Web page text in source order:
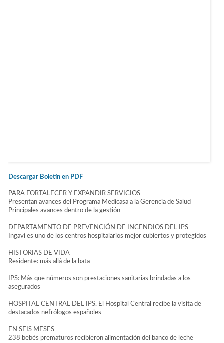
Descargar Boletín en PDF
PARA FORTALECER Y EXPANDIR SERVICIOS
Presentan avances del Programa Medicasa a la Gerencia de Salud
Principales avances dentro de la gestión
DEPARTAMENTO DE PREVENCIÓN DE INCENDIOS DEL IPS
Ingavi es uno de los centros hospitalarios mejor cubiertos y protegidos
HISTORIAS DE VIDA
Residente: más allá de la bata
IPS: Más que números son prestaciones sanitarias brindadas a los
asegurados
HOSPITAL CENTRAL DEL IPS. El Hospital Central recibe la visita de
destacados nefrólogos españoles
EN SEIS MESES
238 bebés prematuros recibieron alimentación del banco de leche